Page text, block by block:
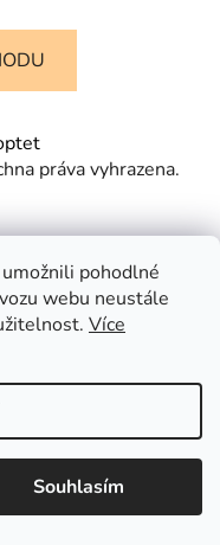
pohodlné
webu neustále
Více
Souhlasím
práva vyhrazena.